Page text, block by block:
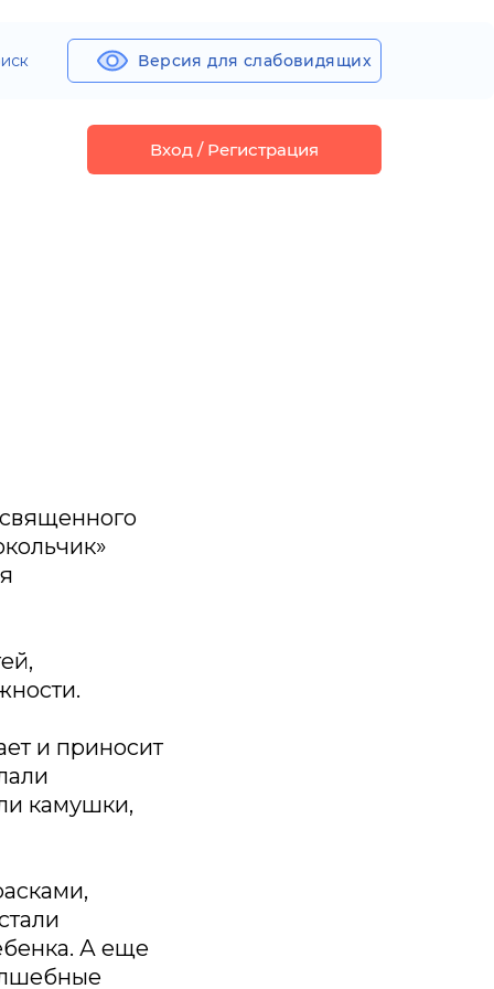
Версия для слабовидящих
Вход / Регистрация
и приносит
камушки,
А еще